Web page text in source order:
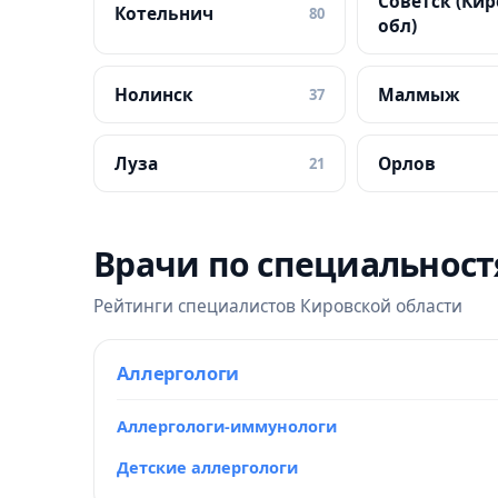
Котельнич 80
обл)
Нолинск 37 Малмыж
Луза 21 Орлов
Врачи по
Рейтинги специалистов Кировской области
Аллергологи
Аллергологи-иммунологи
Детские аллергологи